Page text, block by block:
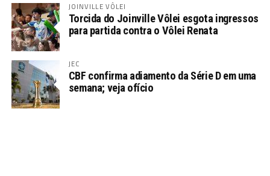
JOINVILLE VÔLEI
Torcida do Joinville Vôlei esgota ingressos
para partida contra o Vôlei Renata
JEC
CBF confirma adiamento da Série D em uma
semana; veja ofício